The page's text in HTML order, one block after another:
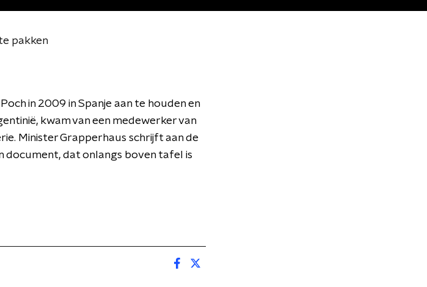
pakken
in 2009 in Spanje aan te houden en
kwam van een medewerker van
Minister Grapperhaus schrijft aan de
document, dat onlangs boven tafel is